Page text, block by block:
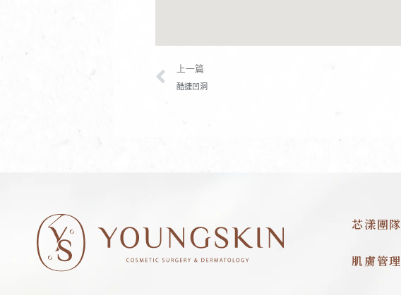
上一頁
上一篇
酷捷凹洞
芯漾團隊
肌膚管理